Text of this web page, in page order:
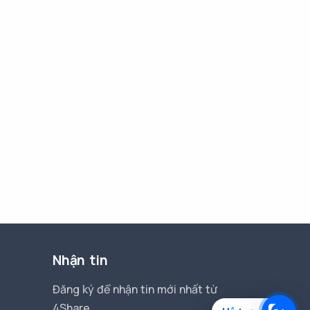
Nhận tin
Đăng ký để nhận tin mới nhất từ